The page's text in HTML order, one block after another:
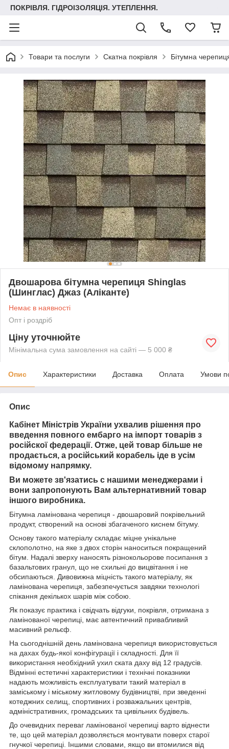
ПОКРІВЛЯ. ГІДРОІЗОЛЯЦІЯ. УТЕПЛЕННЯ.
Товари та послуги Скатна покрівля Бітумна
Двошарова бітумна черепиця Shinglas
(Шинглас) Джаз (Аліканте)
Немає в наявності
Опт і роздріб
Ціну уточнюйте
Мінімальна сума замовлення на сайті — 5 000 ₴
Опис Характеристики Доставка Оплата Умови
Опис
Кабінет Міністрів України ухвалив рішення про
введення повного ембарго на імпорт товарів з
російскої федерації. Отже, цей товар більше не
продається, а російський корабель іде в усім
відомому напрямку.
Ви можете зв'язатись с нашими менеджерами і
вони запропонують Вам альтернативний товар
іншого виробника.
Бітумна ламінована черепиця - двошаровий покрівельний
продукт, створений на основі збагаченого киснем бітуму.
Основу такого матеріалу складає міцне унікальне
склополотно, на яке з двох сторін наноситься покращений
бітум. Надалі зверху наносять різнокольорове посипання з
базальтових гранул, що не схильні до вицвітання і не
обсипаються. Дивовижна міцність такого матеріалу, як
ламінована черепиця, забезпечується завдяки технологі
спікання декількох шарів між собою.
Як показує практика і свідчать відгуки, покрівля, отримана з
ламінованої черепиці, має автентичний привабливий
масивний рельєф.
На сьогоднішній день ламінована черепиця використовується
на дахах будь-якої конфігурації і складності. Для її
використання необхідний ухил ската даху від 12 градусів.
Відмінні естетичні характеристики і технічні показники
надають можливість експлуатувати такий матеріал в
заміському і міському житловому будівництві, при зведенні
котеджних селищ, спортивних і розважальних центрів,
адміністративних, громадських та цивільних будівель.
До очевидних переваг ламінованої черепиці варто віднести
те, що цей матеріал дозволяється монтувати поверх старої
гнучкої черепиці. Іншими словами, якщо ви втомилися від